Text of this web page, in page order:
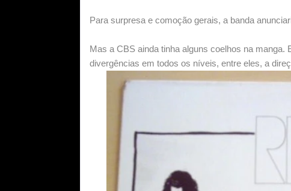
Para surpresa e comoção gerais, a banda
Mas a CBS ainda tinha alguns coelhos na manga.
divergências em todos os níveis, entre eles, a